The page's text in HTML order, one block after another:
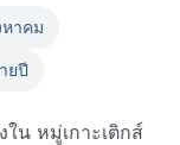
าคม
ยปี
น หมู่เกาะเติกส์